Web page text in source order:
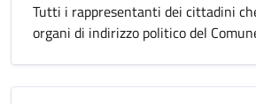
Tutti i rappresentanti dei cittadini
organi di indirizzo politico del